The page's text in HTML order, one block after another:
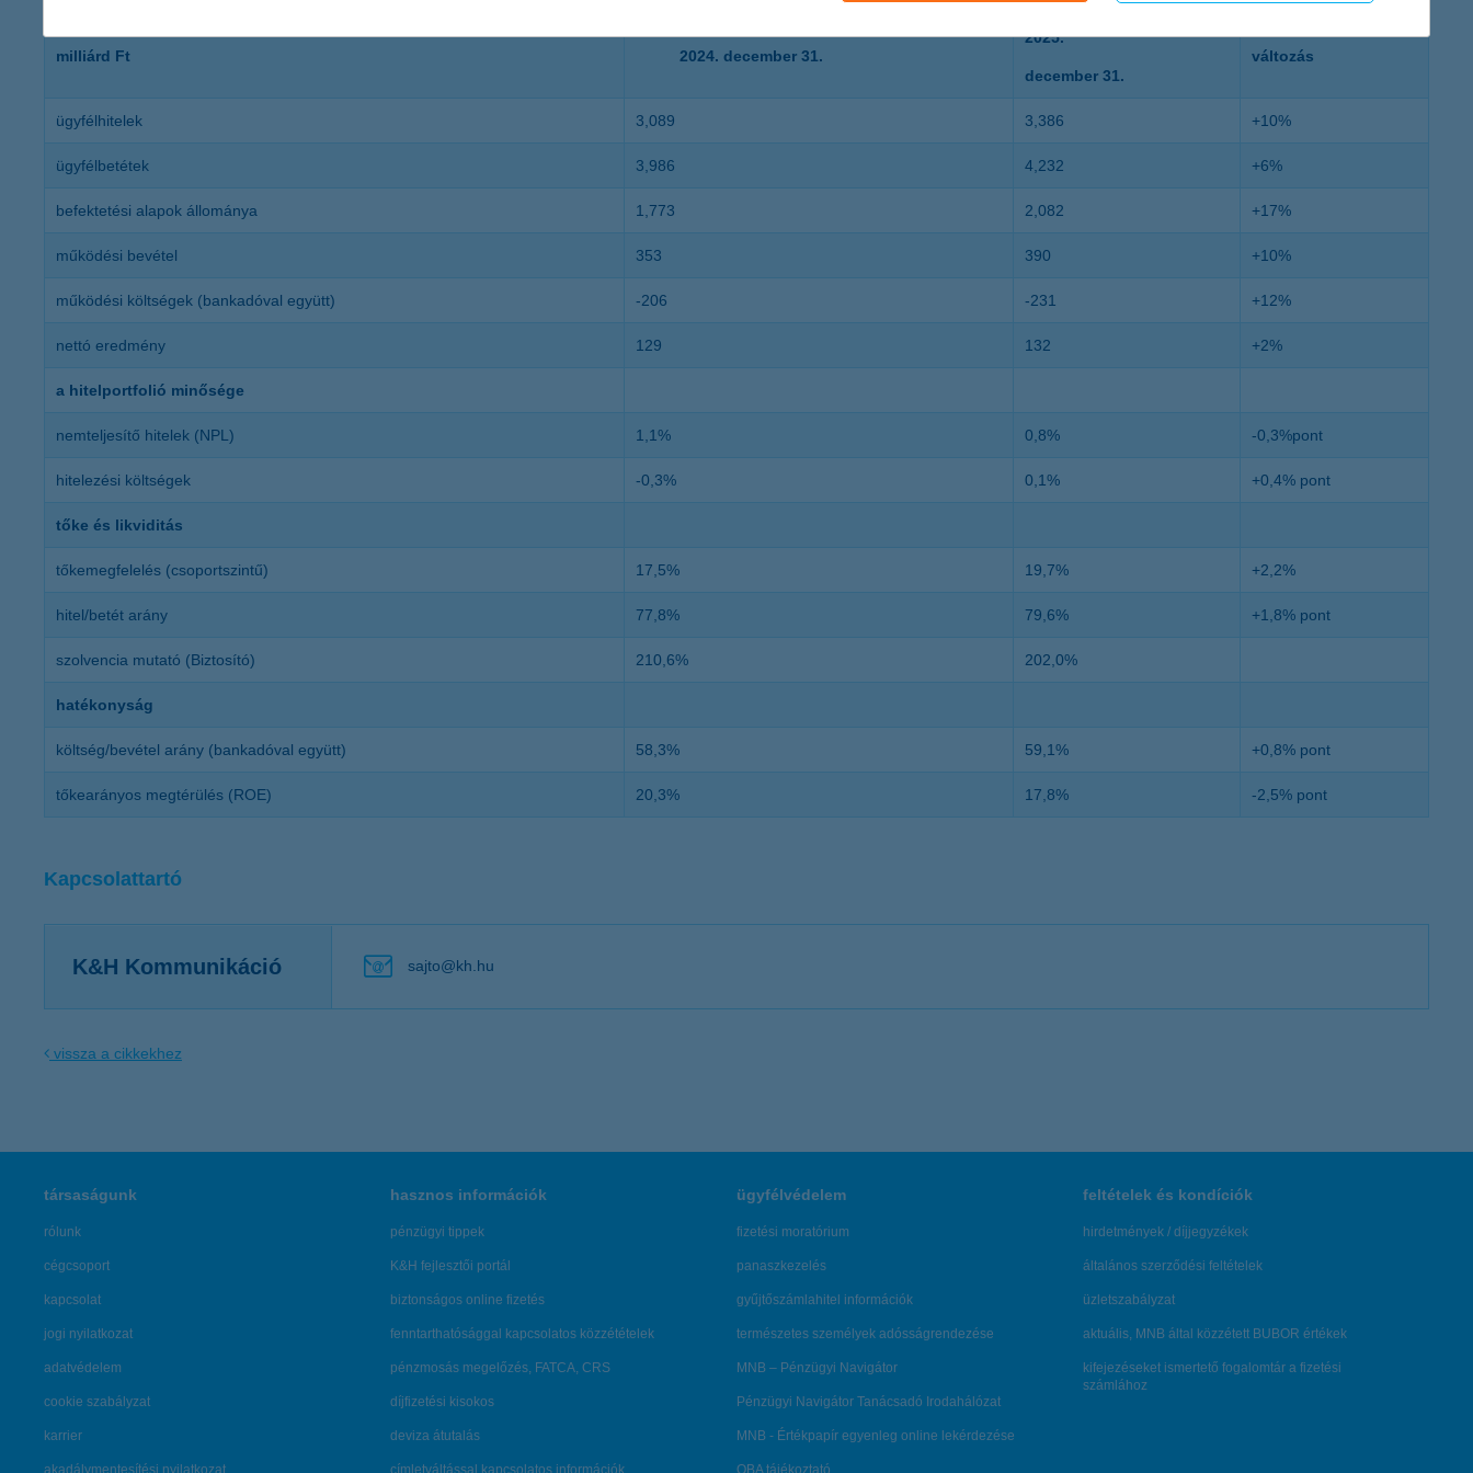
milliárd Ft 2024. december 31.
2025.
december 31.
változás
ügyfélhitelek 3,089 3,386 +10%
ügyfélbetétek 3,986 4,232 +6%
befektetési alapok állománya 1,773 2,082 +17%
működési bevétel 353 390 +10%
működési költségek (bankadóval együtt) -206 -231 +12%
nettó eredmény 129 132 +2%
a hitelportfolió minősége
nemteljesítő hitelek (NPL) 1,1% 0,8% -0,3%pont
hitelezési költségek -0,3% 0,1% +0,4% pont
tőke és likviditás
tőkemegfelelés (csoportszintű) 17,5% 19,7% +2,2%
hitel/betét arány 77,8% 79,6% +1,8% pont
szolvencia mutató (Biztosító) 210,6% 202,0%
hatékonyság
költség/bevétel arány (bankadóval együtt) 58,3% 59,1% +0,8% pont
tőkearányos megtérülés (ROE) 20,3% 17,8% -2,5% pont
Kapcsolattartó
K&H Kommunikáció sajto@kh.hu
vissza a cikkekhez
társaságunk
rólunk
cégcsoport
kapcsolat
jogi nyilatkozat
adatvédelem
cookie szabályzat
karrier
akadálymentesítési nyilatkozat
hasznos információk
pénzügyi tippek
K&H fejlesztői portál
biztonságos online fizetés
fenntarthatósággal kapcsolatos közzétételek
pénzmosás megelőzés, FATCA, CRS
díjfizetési kisokos
deviza átutalás
címletváltással kapcsolatos információk
ügyfélvédelem
fizetési moratórium
panaszkezelés
gyűjtőszámlahitel információk
természetes személyek adósságrendezése
MNB – Pénzügyi Navigátor
Pénzügyi Navigátor Tanácsadó Irodahálózat
MNB - Értékpapír egyenleg online lekérdezése
OBA tájékoztató
feltételek és kondíciók
hirdetmények / díjjegyzékek
általános szerződési feltételek
üzletszabályzat
aktuális, MNB által közzétett BUBOR értékek
kifejezéseket ismertető fogalomtár a fizetési
számlához